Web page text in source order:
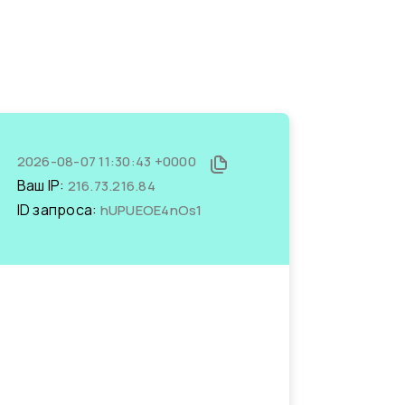
2026-08-07 11:30:43 +0000
Ваш IP: 216.73.216.84
ID запроса: hUPUEOE4nOs1